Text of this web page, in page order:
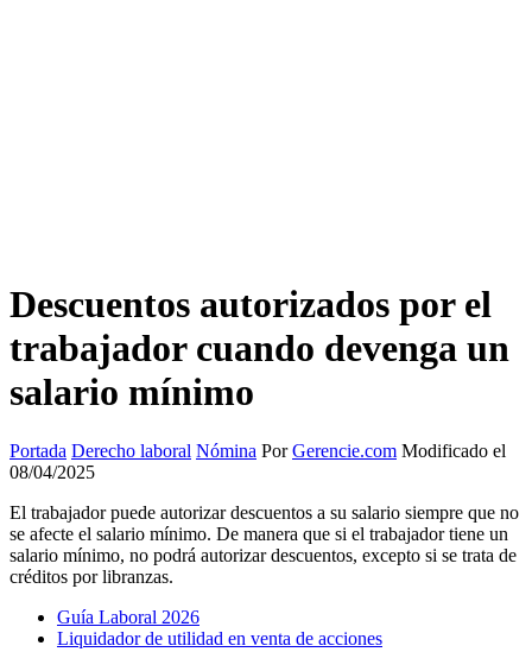
Descuentos autorizados por el
trabajador cuando devenga un
salario mínimo
Portada Derecho laboral Nómina PorGerencie.com Modificado el
08/04/2025
El trabajador puede autorizar descuentos a su salario siempre que no
se afecte el salario mínimo. De manera que si el trabajador tiene un
salario mínimo, no podrá autorizar descuentos, excepto si se trata de
créditos por libranzas.
Guía Laboral 2026
Liquidador de utilidad en venta de acciones